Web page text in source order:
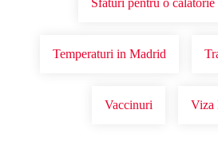
Sfaturi pentru o
Temperaturi in Madrid
Vaccinuri Viza